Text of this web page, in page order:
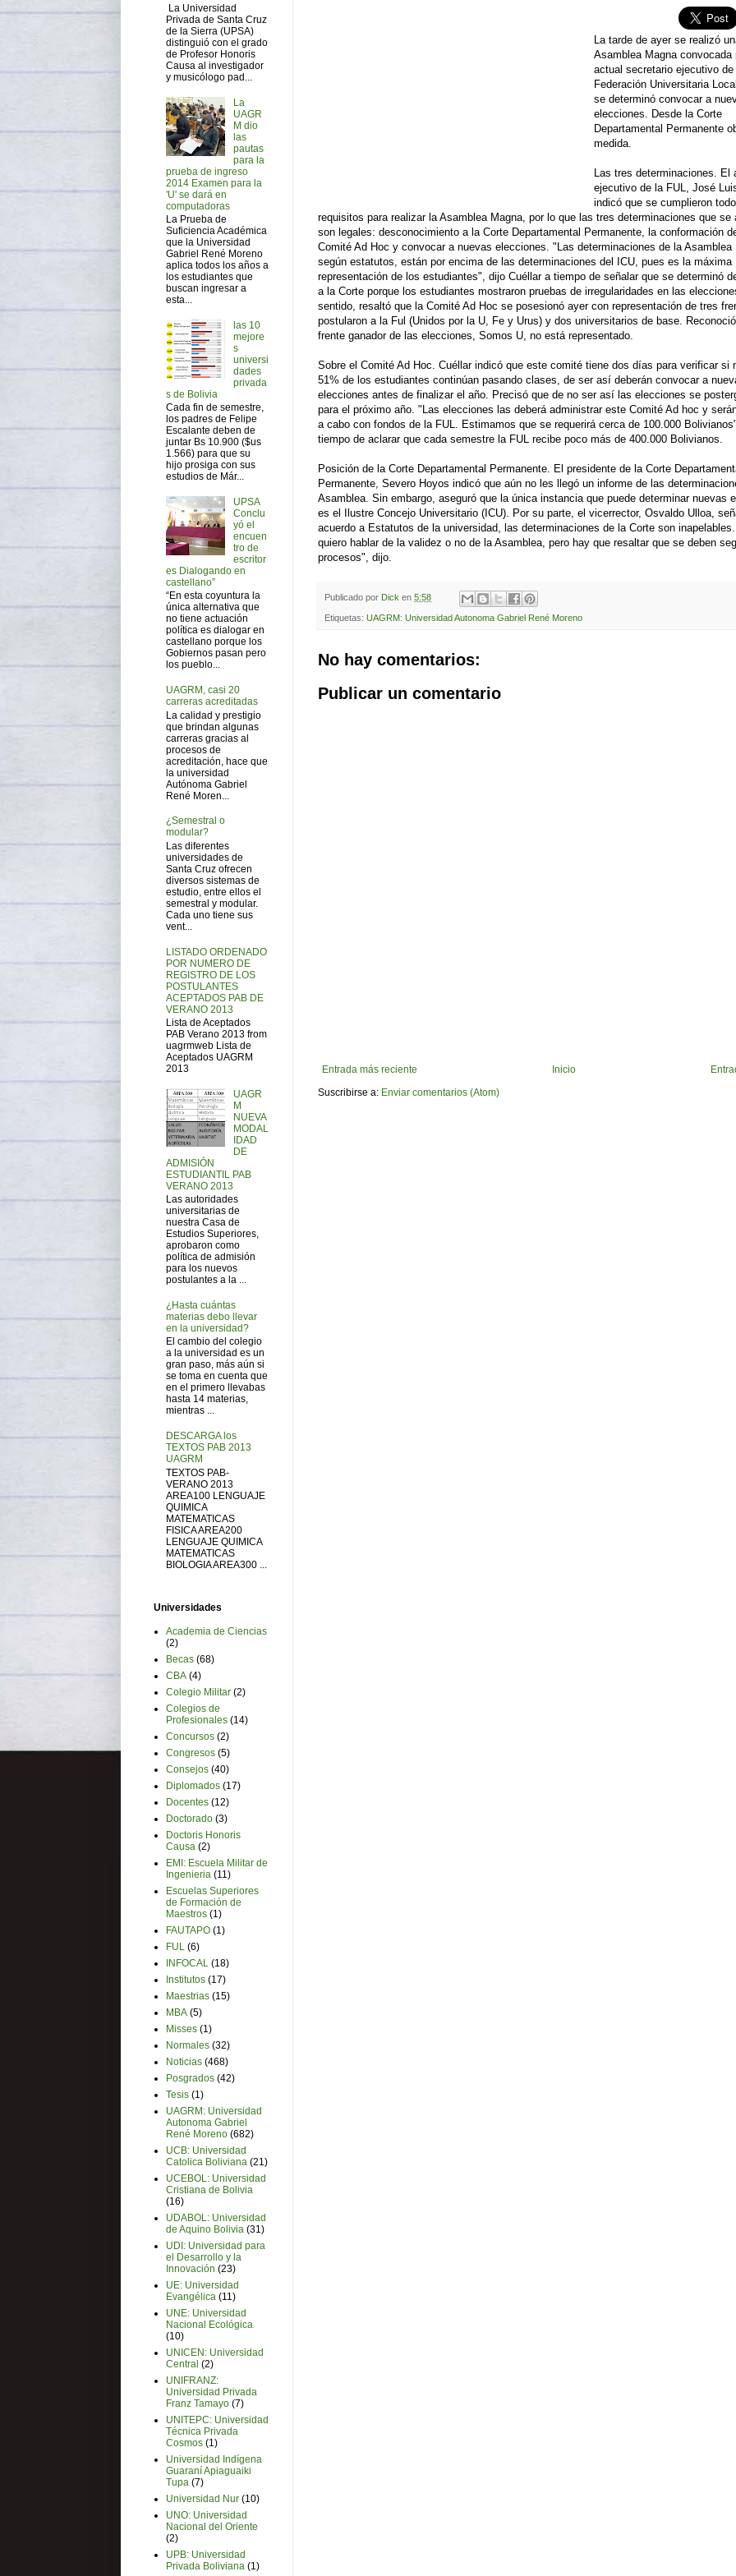
La tarde de ayer se realizó
Asamblea Magna convocada
actual secretario ejecutivo de
Federación Universitaria
se determinó convocar a
elecciones. Desde la Corte
Departamental Permanente
medida.
Las tres determinaciones. El
ejecutivo de la FUL, José
indicó que se cumplieron
requisitos para realizar la Asamblea Magna, por lo que las tres determinaciones que se
son legales: desconocimiento a la Corte Departamental Permanente, la conformación
Comité Ad Hoc y convocar a nuevas elecciones. "Las determinaciones de la Asamblea
según estatutos, están por encima de las determinaciones del ICU, pues es la máxima
representación de los estudiantes", dijo Cuéllar a tiempo de señalar que se determinó
a la Corte porque los estudiantes mostraron pruebas de irregularidades en las
sentido, resaltó que la Comité Ad Hoc se posesionó ayer con representación de tres
postularon a la Ful (Unidos por la U, Fe y Urus) y dos universitarios de base.
frente ganador de las elecciones, Somos U, no está representado.
Sobre el Comité Ad Hoc. Cuéllar indicó que este comité tiene dos días para verificar si
51% de los estudiantes continúan pasando clases, de ser así deberán convocar a
elecciones antes de finalizar el año. Precisó que de no ser así las elecciones se
para el próximo año. "Las elecciones las deberá administrar este Comité Ad hoc y
a cabo con fondos de la FUL. Estimamos que se requerirá cerca de 100.000
tiempo de aclarar que cada semestre la FUL recibe poco más de 400.000 Bolivianos.
Posición de la Corte Departamental Permanente. El presidente de la Corte
Permanente, Severo Hoyos indicó que aún no les llegó un informe de las
Asamblea. Sin embargo, aseguró que la única instancia que puede determinar nuevas
es el Ilustre Concejo Universitario (ICU). Por su parte, el vicerrector, Osvaldo Ulloa,
acuerdo a Estatutos de la universidad, las determinaciones de la Corte son
quiero hablar de la validez o no de la Asamblea, pero hay que resaltar que se deben
procesos", dijo.
Publicado por Dick en 5:58
Etiquetas: UAGRM: Universidad Autonoma Gabriel René Moreno
No hay comentarios:
Publicar un comentario
Entrada más reciente
Inicio
Suscribirse a: Enviar comentarios (Atom)
La Universidad
Privada de Santa Cruz
de la Sierra (UPSA)
distinguió con el grado
de Profesor Honoris
Causa al investigador
y musicólogo pad...
La
UAGR
M dio
las
pautas
para la
prueba de ingreso
2014 Examen para la
'U' se dará en
computadoras
La Prueba de
Suficiencia Académica
que la Universidad
Gabriel René Moreno
aplica todos los años a
los estudiantes que
buscan ingresar a
esta...
las 10
mejore
s
universi
dades
privada
s de Bolivia
Cada fin de semestre,
los padres de Felipe
Escalante deben de
juntar Bs 10.900 ($us
1.566) para que su
hijo prosiga con sus
estudios de Már...
UPSA
Conclu
yó el
encuen
tro de
escritor
es Dialogando en
castellano”
“En esta coyuntura la
única alternativa que
no tiene actuación
política es dialogar en
castellano porque los
Gobiernos pasan pero
los pueblo...
UAGRM, casi 20
carreras acreditadas
La calidad y prestigio
que brindan algunas
carreras gracias al
procesos de
acreditación, hace que
la universidad
Autónoma Gabriel
René Moren...
¿Semestral o
modular?
Las diferentes
universidades de
Santa Cruz ofrecen
diversos sistemas de
estudio, entre ellos el
semestral y modular.
Cada uno tiene sus
vent...
LISTADO ORDENADO
POR NUMERO DE
REGISTRO DE LOS
POSTULANTES
ACEPTADOS PAB DE
VERANO 2013
Lista de Aceptados
PAB Verano 2013 from
uagrmweb Lista de
Aceptados UAGRM
2013
UAGR
M
NUEVA
MODAL
IDAD
DE
ADMISIÓN
ESTUDIANTIL PAB
VERANO 2013
Las autoridades
universitarias de
nuestra Casa de
Estudios Superiores,
aprobaron como
política de admisión
para los nuevos
postulantes a la ...
¿Hasta cuántas
materias debo llevar
en la universidad?
El cambio del colegio
a la universidad es un
gran paso, más aún si
se toma en cuenta que
en el primero llevabas
hasta 14 materias,
mientras ...
DESCARGA los
TEXTOS PAB 2013
UAGRM
TEXTOS PAB-
VERANO 2013
AREA100 LENGUAJE
QUIMICA
MATEMATICAS
FISICA AREA200
LENGUAJE QUIMICA
MATEMATICAS
BIOLOGIA AREA300 ...
Universidades
Academia de Ciencias
(2)
Becas (68)
CBA (4)
Colegio Militar (2)
Colegios de
Profesionales (14)
Concursos (2)
Congresos (5)
Consejos (40)
Diplomados (17)
Docentes (12)
Doctorado (3)
Doctoris Honoris
Causa (2)
EMI: Escuela Militar de
Ingenieria (11)
Escuelas Superiores
de Formación de
Maestros (1)
FAUTAPO (1)
FUL (6)
INFOCAL (18)
Institutos (17)
Maestrias (15)
MBA (5)
Misses (1)
Normales (32)
Noticias (468)
Posgrados (42)
Tesis (1)
UAGRM: Universidad
Autonoma Gabriel
René Moreno (682)
UCB: Universidad
Catolica Boliviana (21)
UCEBOL: Universidad
Cristiana de Bolivia
(16)
UDABOL: Universidad
de Aquino Bolivia (31)
UDI: Universidad para
el Desarrollo y la
Innovación (23)
UE: Universidad
Evangélica (11)
UNE: Universidad
Nacional Ecológica
(10)
UNICEN: Universidad
Central (2)
UNIFRANZ:
Universidad Privada
Franz Tamayo (7)
UNITEPC: Universidad
Técnica Privada
Cosmos (1)
Universidad Indígena
Guaraní Apiaguaiki
Tupa (7)
Universidad Nur (10)
UNO: Universidad
Nacional del Oriente
(2)
UPB: Universidad
Privada Boliviana (1)